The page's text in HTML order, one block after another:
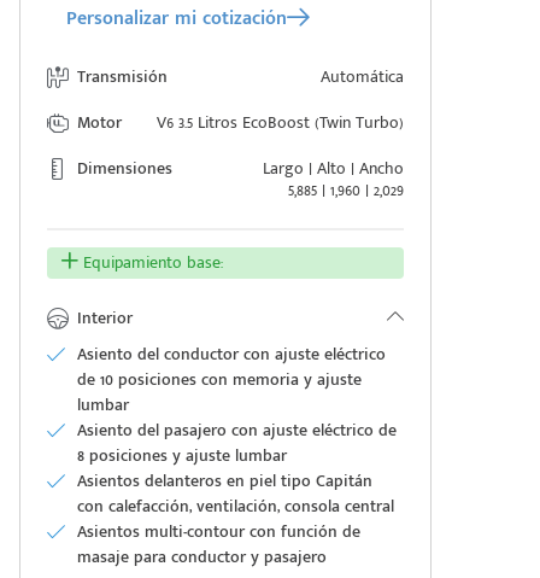
Personalizar mi cotización
Transmisión
Automática
Motor
V6 3.5 Litros EcoBoost (Twin Turbo)
Dimensiones
Largo | Alto | Ancho
5,885 | 1,960 | 2,029
Equipamiento base:
Interior
Asiento del conductor con ajuste eléctrico
de 10 posiciones con memoria y ajuste
lumbar
Asiento del pasajero con ajuste eléctrico de
8 posiciones y ajuste lumbar
Asientos delanteros en piel tipo Capitán
con calefacción, ventilación, consola central
Asientos multi-contour con función de
masaje para conductor y pasajero